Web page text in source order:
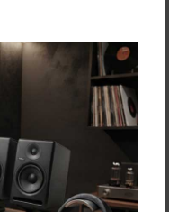
Attivi,Diffusori Audio
da Scaffale
,Shop
399,00€